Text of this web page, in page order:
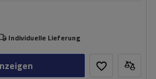
Individuelle Lieferung